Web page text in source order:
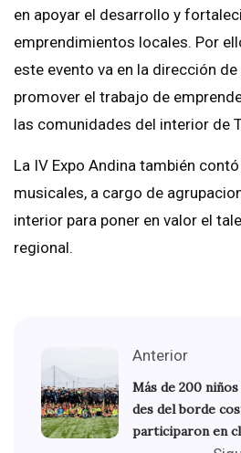
en apoyar el desarrollo y
emprendimientos locales. Por
este evento va en la dirección
promover el trabajo de
las comunidades del interior de
La IV Expo Andina también
musicales, a cargo de
interior para poner en valor el
regional.
Anterior
Más de 200
des del borde
participaron en